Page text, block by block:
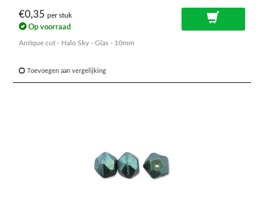
€0,35 per stuk
Op voorraad
Antique cut - Halo Sky - Glas - 10mm
Toevoegen aan vergelijking